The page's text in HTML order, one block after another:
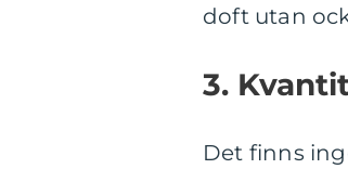
doft utan
3.
Det finns